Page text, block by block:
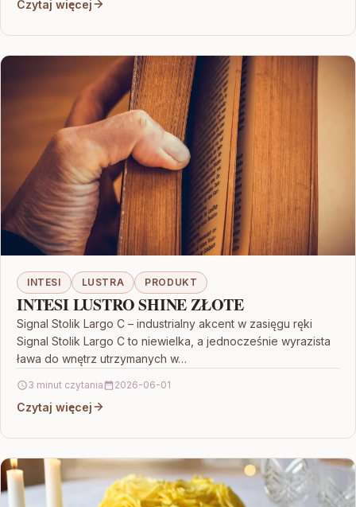
Czytaj więcej
INTESI LUSTRA PRODUKT
INTESI LUSTRO SHINE ZŁOTE
Signal Stolik Largo C – industrialny akcent w zasięgu ręki
Signal Stolik Largo C to niewielka, a jednocześnie wyrazista
ława do wnętrz utrzymanych w…
3 minut czytania 2026-06-01
Czytaj więcej